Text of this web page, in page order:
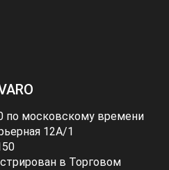
по московскому времени
12А/1
в Торговом